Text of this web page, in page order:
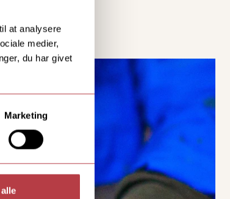
at analysere
medier,
du har givet
Marketing
af